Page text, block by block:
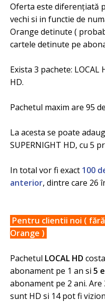
Oferta este diferențiată
vechi si in functie de
Orange detinute (
cartele detinute pe
Exista 3 pachete: LOCAL
HD.
Pachetul maxim are 95
La acesta se poate
SUPERNIGHT HD, cu 5
In total vor fi exact 100
anterior, dintre care 26
Pentru clientii noi (
Orange )
Pachetul LOCAL HD costa
abonament pe 1 an si 5
abonament pe 2 ani. Are
sunt HD si 14 pot fi